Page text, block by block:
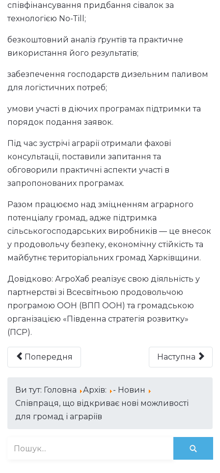
співфінансування придбання сівалок за
технологією No-Till;
безкоштовний аналіз ґрунтів та практичне
використання його результатів;
забезпечення господарств дизельним паливом
для логістичних потреб;
умови участі в діючих програмах підтримки та
порядок подання заявок.
Під час зустрічі аграрії отримали фахові
консультації, поставили запитання та
обговорили практичні аспекти участі в
запропонованих програмах.
Разом працюємо над зміцненням аграрного
потенціалу громад, адже підтримка
сільськогосподарських виробників — це внесок
у продовольчу безпеку, економічну стійкість та
майбутнє територіальних громад Харківщини.
Довідково: АгроХаб реалізує свою діяльність у
партнерстві зі Всесвітньою продовольчою
програмою ООН (ВПП ООН) та громадською
організацією «Південна стратегія розвитку»
(ПСР).
Попередня Наступна
Ви тут: Головна Архів:
- Новин
Співпраця, що відкриває нові можливості
для громад і аграріїв